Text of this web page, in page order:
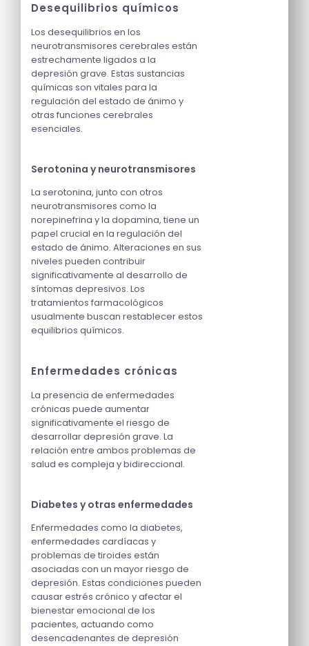
Desequilibrios químicos
Los desequilibrios en los
neurotransmisores cerebrales están
estrechamente ligados a la
depresión grave. Estas sustancias
químicas son vitales para la
regulación del estado de ánimo y
otras funciones cerebrales
esenciales.
Serotonina y neurotransmisores
La serotonina, junto con otros
neurotransmisores como la
norepinefrina y la dopamina, tiene un
papel crucial en la regulación del
estado de ánimo. Alteraciones en sus
niveles pueden contribuir
significativamente al desarrollo de
síntomas depresivos. Los
tratamientos farmacológicos
usualmente buscan restablecer estos
equilibrios químicos.
Enfermedades crónicas
La presencia de enfermedades
crónicas puede aumentar
significativamente el riesgo de
desarrollar depresión grave. La
relación entre ambos problemas de
salud es compleja y bidireccional.
Diabetes y otras enfermedades
Enfermedades como la diabetes,
enfermedades cardíacas y
problemas de tiroides están
asociadas con un mayor riesgo de
depresión. Estas condiciones pueden
causar estrés crónico y afectar el
bienestar emocional de los
pacientes, actuando como
desencadenantes de depresión